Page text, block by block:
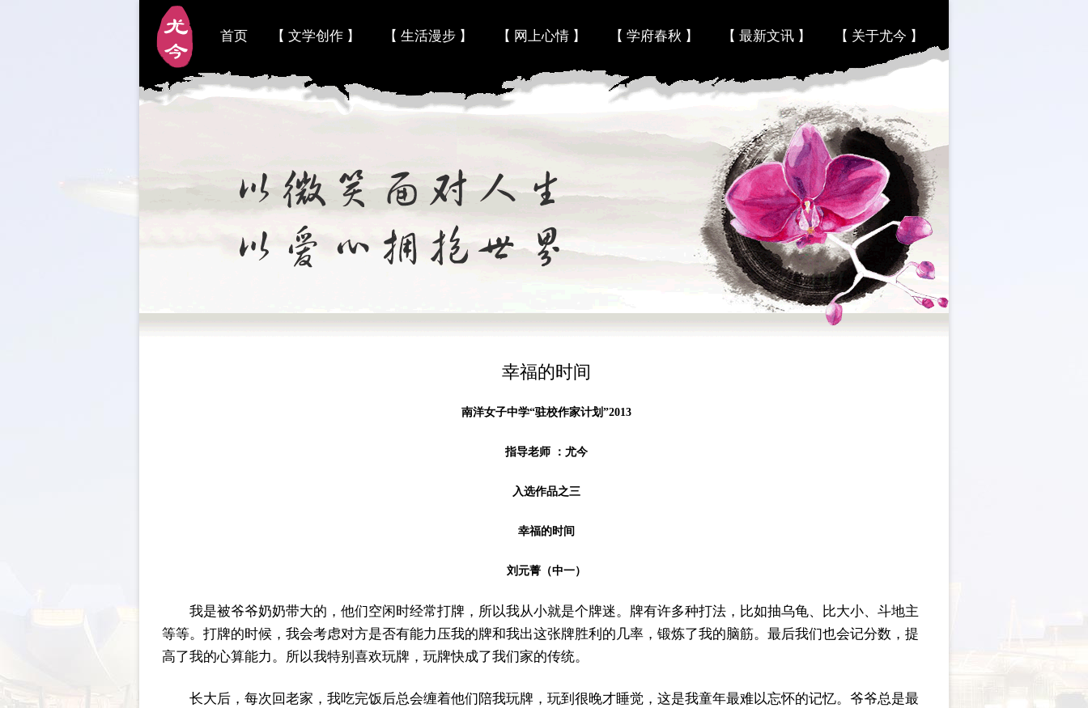
首页 【 文学创作 】 【 生活漫步 】 【 网上心情 】 【 学府春秋 】 【 最新文讯 】 【 关于尤今 】
幸福的时间
南洋女子中学“驻校作家计划”2013
指导老师 ：尤今
入选作品之三
幸福的时间
刘元菁（中一）
我是被爷爷奶奶带大的，他们空闲时经常打牌，所以我从小就是个牌迷。牌有许多种打法，比如抽乌龟、比大小、斗地主
等等。打牌的时候，我会考虑对方是否有能力压我的牌和我出这张牌胜利的几率，锻炼了我的脑筋。最后我们也会记分数，提
高了我的心算能力。所以我特别喜欢玩牌，玩牌快成了我们家的传统。
长大后，每次回老家，我吃完饭后总会缠着他们陪我玩牌，玩到很晚才睡觉，这是我童年最难以忘怀的记忆。爷爷总是最